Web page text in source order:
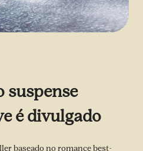
suspense
é divulgado
baseado no romance best-